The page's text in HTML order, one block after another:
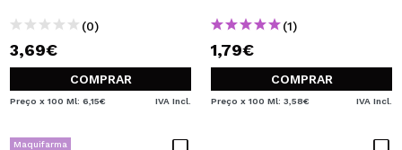
(0)
3,69€
COMPRAR
Preço x 100 Ml: 6,15€ IVA Incl.
(1)
1,79€
COMPRAR
Preço x 100 Ml: 3,58€ IVA Incl.
Maquifarma